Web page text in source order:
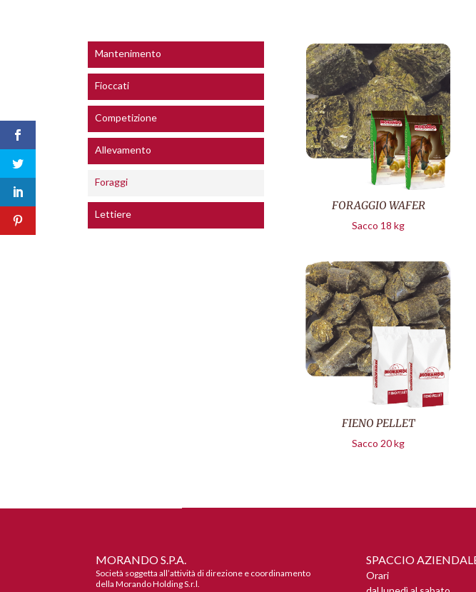
Mantenimento
Fioccati
Competizione
Allevamento
Foraggi
Lettiere
FORAGGIO WAFER
Sacco 18 kg
FIENO PELLET
Sacco 20 kg
MORANDO S.P.A.
Società soggetta all’attività di direzione e coordinamento
della Morando Holding S.r.l.
SPACCIO
Orari